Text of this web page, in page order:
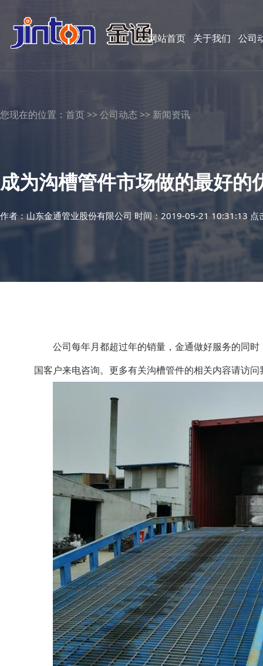
网站首页 关于我们 公司
您现在的位置： 首页>>公司动态 >> 新闻资讯
成为沟槽管件市场做的最好的
作者：山东金通管业股份有限公司 时间：2019-05-21 10:31:13 点
公司每年月都超过年的销量，金通做好服务的同
国客户来电咨询。更多有关沟槽管件的相关内容请访